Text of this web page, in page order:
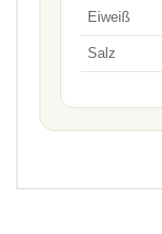
Eiweiß
Salz